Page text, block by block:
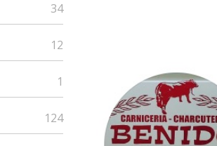
34
12
1
124